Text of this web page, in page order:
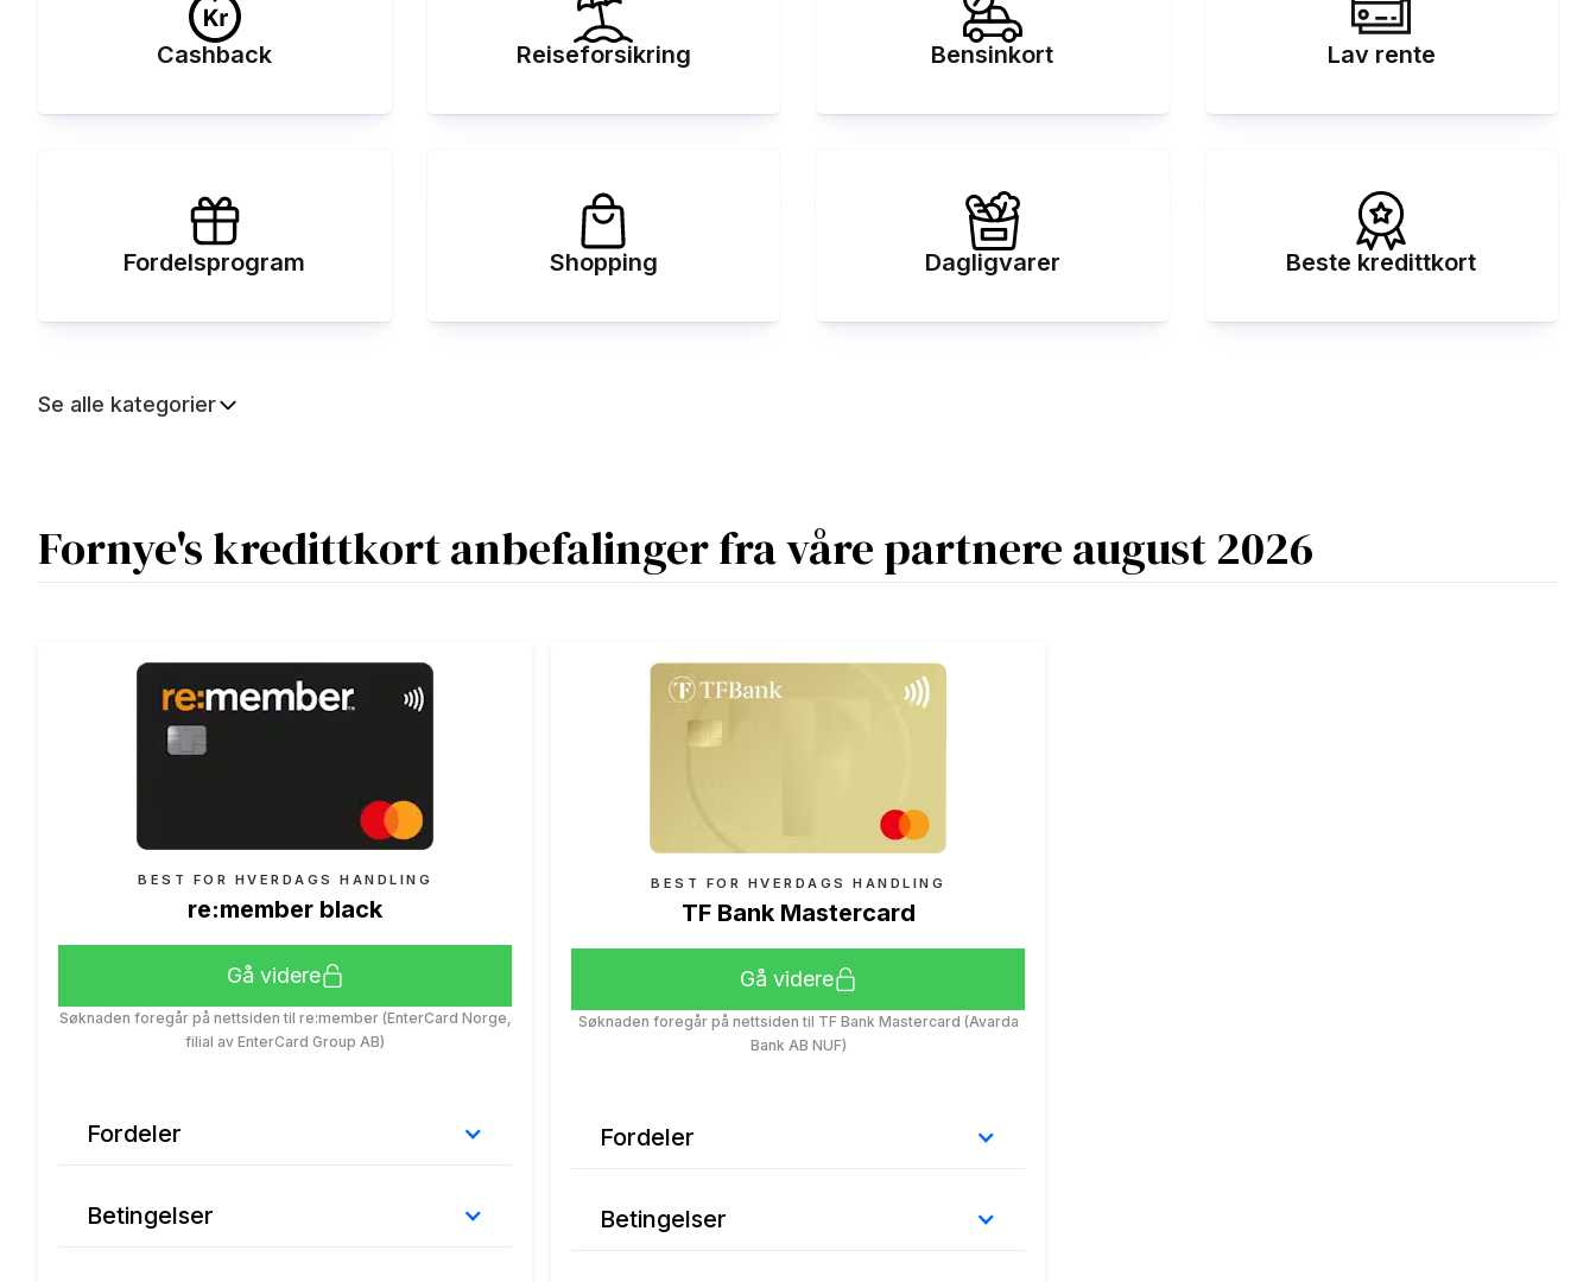
Cashback Reiseforsikring Bensinkort Lav rente
Fordelsprogram Shopping Dagligvarer Beste kredittkort
Se alle kategorier
Fornye's kredittkort anbefalinger fra våre partnereaugust 2026
BEST FOR HVERDAGS HANDLING
re:member black
Gå videre
Søknaden foregår på nettsiden til re:member (EnterCard Norge,
filial av EnterCard Group AB)
Fordeler
Betingelser
BEST FOR HVERDAGS HANDLING
TF Bank Mastercard
Gå videre
Søknaden foregår på nettsiden til TF Bank Mastercard (Avarda
Bank AB NUF)
Fordeler
Betingelser